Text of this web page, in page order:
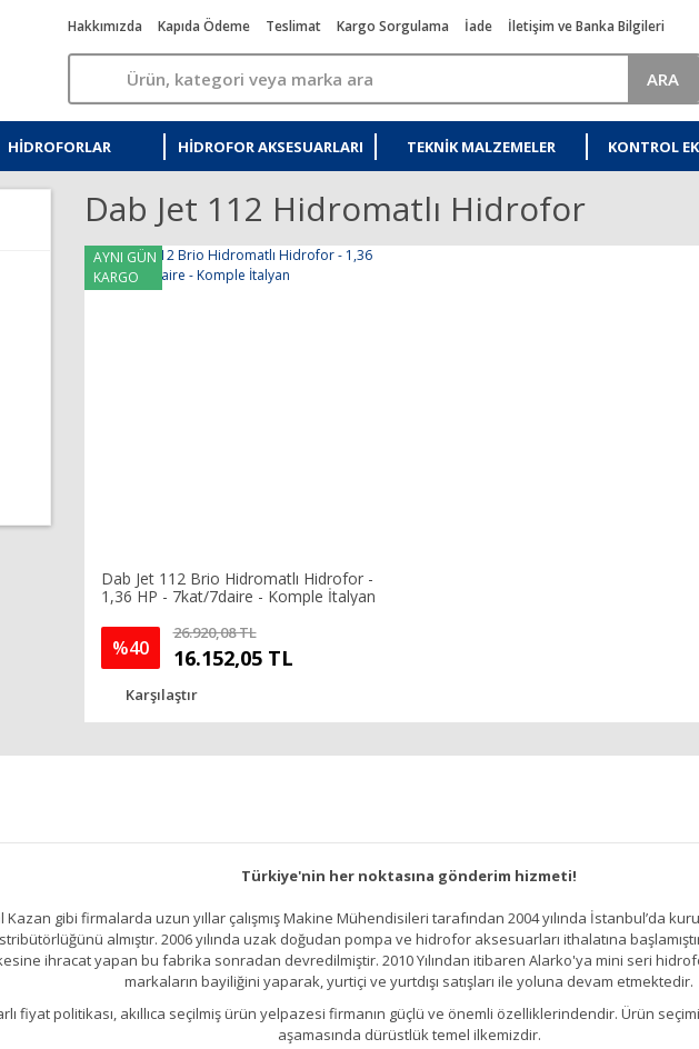
Hakkımızda Kapıda Ödeme Teslimat Kargo Sorgulama İade İletişim ve Banka Bilgileri
ARA
HIDROFORLAR HIDROFOR AKSESUARLARI TEKNIK MALZEMELER KONTROL
Dab Jet 112 Hidromatlı Hidrofor
AYNI GÜN
KARGO
Dab Jet 112 Brio Hidromatlı Hidrofor -
1,36 HP - 7kat/7daire - Komple İtalyan
%40
26.920,08 TL
16.152,05 TL
Karşılaştır
Türkiye'nin her noktasına gönderim hizmeti!
gibi firmalarda uzun yıllar çalışmış Makine Mühendisileri tarafından 2004 yılında İstanbul’da
almıştır. 2006 yılında uzak doğudan pompa ve hidrofor aksesuarları ithalatına
ihracat yapan bu fabrika sonradan devredilmiştir. 2010 Yılından itibaren Alarko'ya mini seri
markaların bayiliğini yaparak, yurtiçi ve yurtdışı satışları ile yoluna devam etmektedir.
fiyat politikası, akıllıca seçilmiş ürün yelpazesi firmanın güçlü ve önemli özelliklerindendir. Ürün
aşamasında dürüstlük temel ilkemizdir.